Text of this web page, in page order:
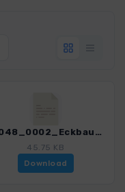
B3048_0002_Eckbauer_3048_3.gpx
45.75 KB
Download